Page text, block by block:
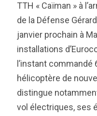
TTH « Caïman » à
de la Défense
janvier prochain à
installations
l’instant
hélicoptère de
distingue
vol électriques, ses